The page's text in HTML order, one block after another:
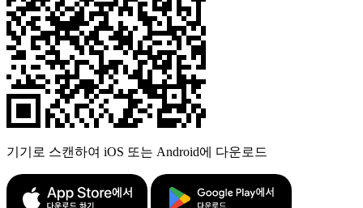
기기로 스캔하여 iOS 또는 Android에 다운로드